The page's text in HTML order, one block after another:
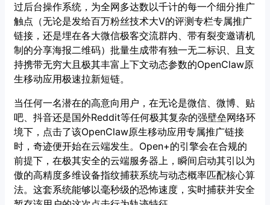
过后台操作系统，为全网多达数以千计的每一个细分推广
触点（无论是发给百万粉丝技术大V的评测专栏专属推广
链接，还是埋在各大微信极客交流群内、带有裂变邀请机
制的分享海报二维码）批量生成带有独一无二标识、且支
持携带无穷大且极其丰富上下文动态参数的OpenClaw原
生移动应用极速拉新短链。
当任何一名潜在的高意向用户，在无论是微信、微博、贴
吧、抖音还是国外Reddit等任何极其复杂的强壁垒网络环
境下，点击了该OpenClaw原生移动应用专属推广链接
时，奇迹便开始在云端发生。Open+的引擎会在合规的
前提下，在极其安全的云端服务器上，瞬间启动其引以为
傲的高精度多维设备指纹捕获系统与动态概率匹配核心算
法。这套系统能够以毫秒级的恐怖速度，实时捕获并安全